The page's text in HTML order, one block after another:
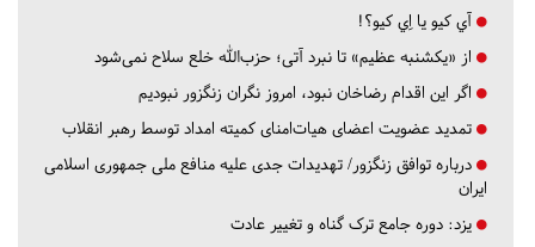
آي كيو يا اِي كيو؟!
از «یکشنبه عظیم» تا نبرد آتی؛ حزب‌الله خلع سلاح نمی‌شود
اگر این اقدام رضاخان نبود، امروز نگران زنگزور نبودیم
تمدید عضویت اعضای هیات‌امنای کمیته امداد توسط رهبر انقلاب
درباره توافق زنگزور/ تهدیدات جدی علیه منافع ملی جمهوری اسلامی
ایران
یزد: دوره جامع ترک گناه و تغییر عادت